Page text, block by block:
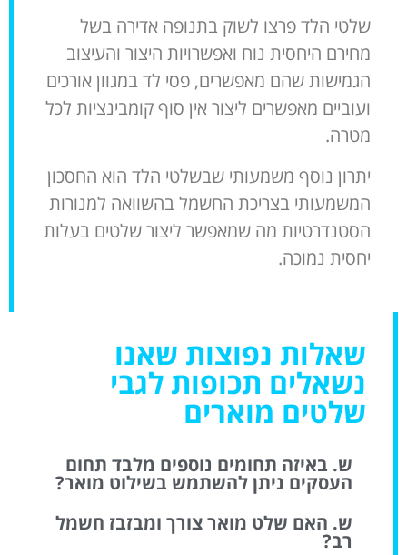
שלטי הלד פרצו לשוק בתנופה אדירה בשל
מחירם היחסית נוח ואפשרויות היצור והעיצוב
הגמישות שהם מאפשרים, פסי לד במגוון אורכים
ועוביים מאפשרים ליצור אין סוף קומבינציות לכל
מטרה.
יתרון נוסף משמעותי שבשלטי הלד הוא החסכון
המשמעותי בצריכת החשמל בהשוואה למנורות
הסטנדרטיות מה שמאפשר ליצור שלטים בעלות
יחסית נמוכה.
שאלות נפוצות שאנו
נשאלים תכופות לגבי
שלטים מוארים
ש. באיזה תחומים נוספים מלבד תחום
העסקים ניתן להשתמש בשילוט מואר?
ש. האם שלט מואר צורך ומבזבז חשמל
רב?